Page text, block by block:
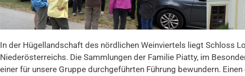
In der Hügellandschaft des nördlichen Weinviertels liegt Schloss
Niederösterreichs. Die Sammlungen der Familie Piatty, im
einer für unsere Gruppe durchgeführten Führung bewundern.